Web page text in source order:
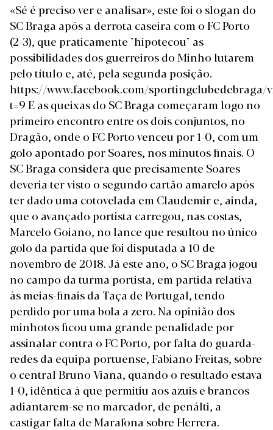
«Sé é preciso ver e analisar», este foi o slogan do
SC Braga após a derrota caseira com o FC Porto
(2-3), que praticamente "hipotecou" as
possibilidades dos guerreiros do Minho lutarem
pelo título e, até, pela segunda posição.
https://www.facebook.com/sportingclubedebraga/
t=9 E as queixas do SC Braga começaram logo no
primeiro encontro entre os dois conjuntos, no
Dragão, onde o FC Porto venceu por 1-0, com um
golo apontado por Soares, nos minutos finais. O
SC Braga considera que precisamente Soares
deveria ter visto o segundo cartão amarelo após
ter dado uma cotovelada em Claudemir e, ainda,
que o avançado portista carregou, nas costas,
Marcelo Goiano, no lance que resultou no único
golo da partida que foi disputada a 10 de
novembro de 2018. Já este ano, o SC Braga jogou
no campo da turma portista, em partida relativa
às meias-finais da Taça de Portugal, tendo
perdido por uma bola a zero. Na opinião dos
minhotos ficou uma grande penalidade por
assinalar contra o FC Porto, por falta do guarda-
redes da equipa portuense, Fabiano Freitas, sobre
o central Bruno Viana, quando o resultado estava
1-0, idêntica à que permitiu aos azuis e brancos
adiantarem-se no marcador, de penálti, a
castigar falta de Marafona sobre Herrera.